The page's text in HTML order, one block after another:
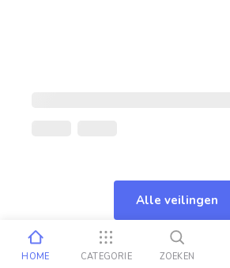
Alle veilingen
HOME CATEGORIE ZOEKEN